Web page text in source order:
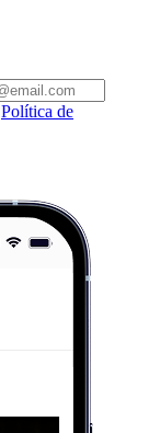
Política de